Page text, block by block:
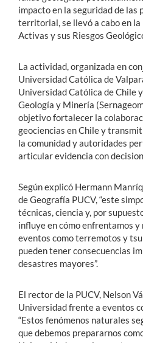
impacto en la seguridad de las
territorial, se llevó a cabo en la
Activas y sus Riesgos
La actividad, organizada en
Universidad Católica de
Universidad Católica de Chile
Geología y Minería
objetivo fortalecer la
geociencias en Chile y
la comunidad y autoridades
articular evidencia con
Según explicó Hermann
de Geografía PUCV, “este
técnicas, ciencia y, por
influye en cómo enfrentamos y
eventos como terremotos y
pueden tener consecuencias
desastres mayores”.
El rector de la PUCV, Nelson
Universidad frente a eventos
“Estos fenómenos naturales
que debemos prepararnos